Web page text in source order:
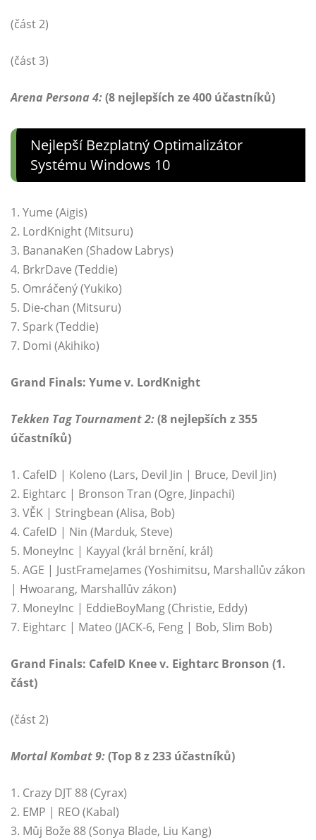
(část 2)
(část 3)
Arena Persona 4:(8 nejlepších ze 400 účastníků)
Nejlepší Bezplatný Optimalizátor
Systému Windows 10
1. Yume (Aigis)
2. LordKnight (Mitsuru)
3. BananaKen (Shadow Labrys)
4. BrkrDave (Teddie)
5. Omráčený (Yukiko)
5. Die-chan (Mitsuru)
7. Spark (Teddie)
7. Domi (Akihiko)
Grand Finals: Yume v. LordKnight
Tekken Tag Tournament 2:(8 nejlepších z 355
účastníků)
1. CafeID | Koleno (Lars, Devil Jin | Bruce, Devil Jin)
2. Eightarc | Bronson Tran (Ogre, Jinpachi)
3. VĚK | Stringbean (Alisa, Bob)
4. CafeID | Nin (Marduk, Steve)
5. MoneyInc | Kayyal (král brnění, král)
5. AGE | JustFrameJames (Yoshimitsu, Marshallův zákon
| Hwoarang, Marshallův zákon)
7. MoneyInc | EddieBoyMang (Christie, Eddy)
7. Eightarc | Mateo (JACK-6, Feng | Bob, Slim Bob)
Grand Finals: CafeID Knee v. Eightarc Bronson (1.
část)
(část 2)
Mortal Kombat 9:(Top 8 z 233 účastníků)
1. Crazy DJT 88 (Cyrax)
2. EMP | REO (Kabal)
3. Můj Bože 88 (Sonya Blade, Liu Kang)